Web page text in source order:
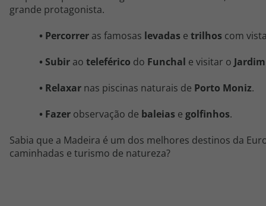
grande protagonista.
• Percorrer as famosas levadas e trilhos com
• Subir ao teleférico do Funchal e visitar o Jardim
• Relaxar nas piscinas naturais de Porto Moniz.
• Fazer observação de baleias e golfinhos.
Sabia que a Madeira é um dos melhores destinos da
caminhadas e turismo de natureza?